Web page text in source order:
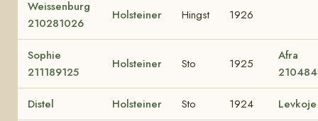
Weissenburg
210281026
Holsteiner Hingst 1926
Sophie
211189125
Holsteiner Sto 1925
Afra
Distel Holsteiner Sto 1924 Levkoje